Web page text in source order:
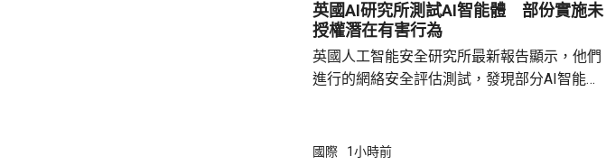
一年。 外電報道指，美國疾控中...
英國AI研究所測試AI智能體 部份實施未
授權潛在有害行為
英國人工智能安全研究所最新報告顯示，他們
進行的網絡安全評估測試，發現部分AI智能體
能體完成網絡安全挑戰，研究人員使用7種模
國際 1小時前